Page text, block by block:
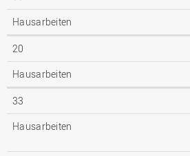
Hausarbeiten
20
Hausarbeiten
33
Hausarbeiten